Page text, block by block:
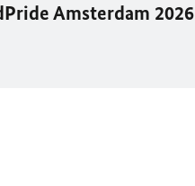
Amsterdam 2026